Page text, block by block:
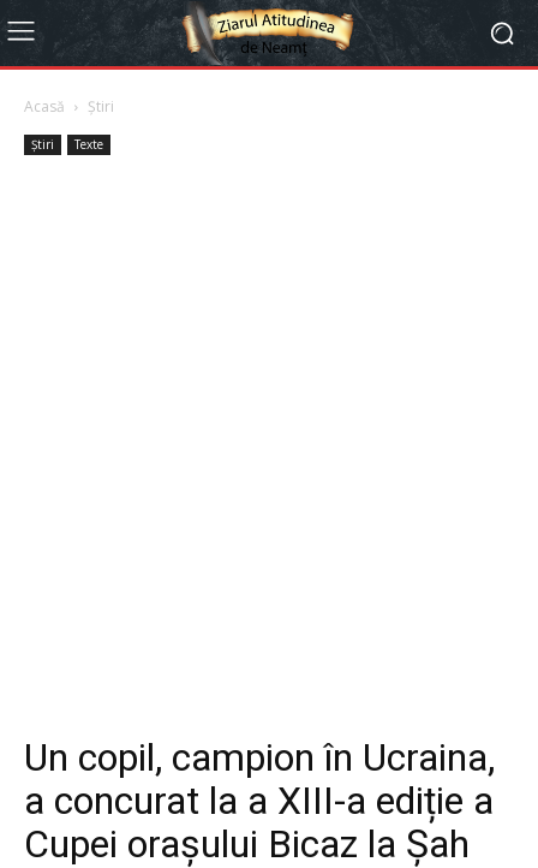
Acasă Știri
Știri Texte
Un copil, campion în Ucraina,
a concurat la a XIII-a ediție a
Cupei orașului Bicaz la Șah